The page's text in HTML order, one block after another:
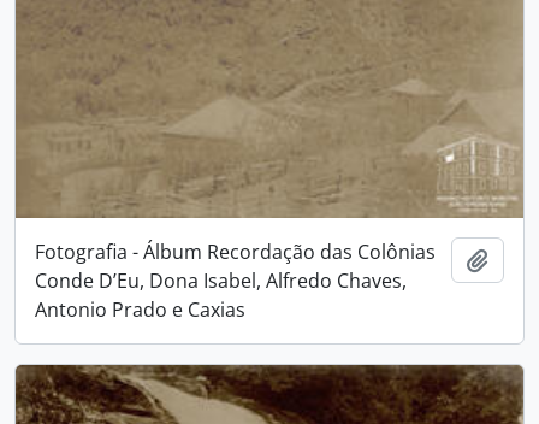
Fotografia - Álbum Recordação das Colônias
Conde D’Eu, Dona Isabel, Alfredo Chaves,
Antonio Prado e Caxias